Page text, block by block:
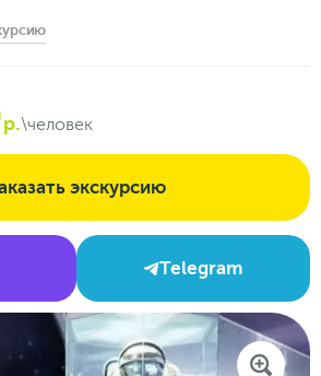
р.\человек
экскурсию
Telegram